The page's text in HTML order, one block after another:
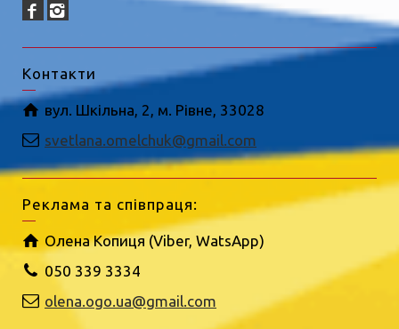
Контакти
вул. Шкільна, 2, м. Рівне, 33028
svetlana.omelchuk@gmail.com
Реклама та співпраця:
Олена Копиця (Viber, WatsApp)
050 339 3334
olena.ogo.ua@gmail.com